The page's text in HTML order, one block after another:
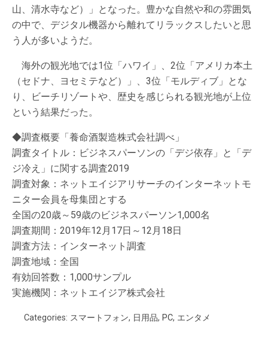
山、清水寺など）」となった。豊かな自然や和の雰囲気
の中で、デジタル機器から離れてリラックスしたいと思
う人が多いようだ。
海外の観光地では1位「ハワイ」、2位「アメリカ本土
（セドナ、ヨセミテなど）」、3位「モルディブ」とな
り、ビーチリゾートや、歴史を感じられる観光地が上位
という結果だった。
◆調査概要「養命酒製造株式会社調べ」
調査タイトル：ビジネスパーソンの「デジ依存」と「デ
ジ冷え」に関する調査2019
調査対象：ネットエイジアリサーチのインターネットモ
ニター会員を母集団とする
全国の20歳～59歳のビジネスパーソン1,000名
調査期間：2019年12月17日～12月18日
調査方法：インターネット調査
調査地域：全国
有効回答数：1,000サンプル
実施機関：ネットエイジア株式会社
Categories: スマートフォン, 日用品, PC, エンタメ